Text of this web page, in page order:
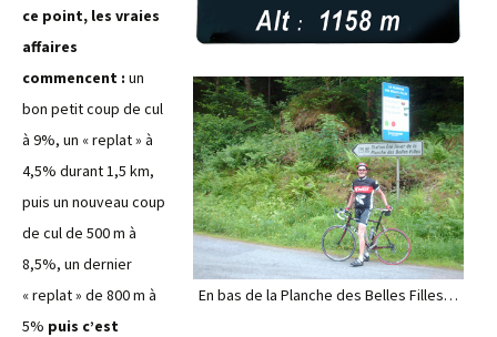
ce point, les vraies
affaires
commencent : un
bon petit coup de cul
à 9%, un « replat » à
4,5% durant 1,5 km,
puis un nouveau coup
de cul de 500 m à
8,5%, un dernier
« replat » de 800 m à
5% puis c’est
En bas de la Planche des Belles Filles…